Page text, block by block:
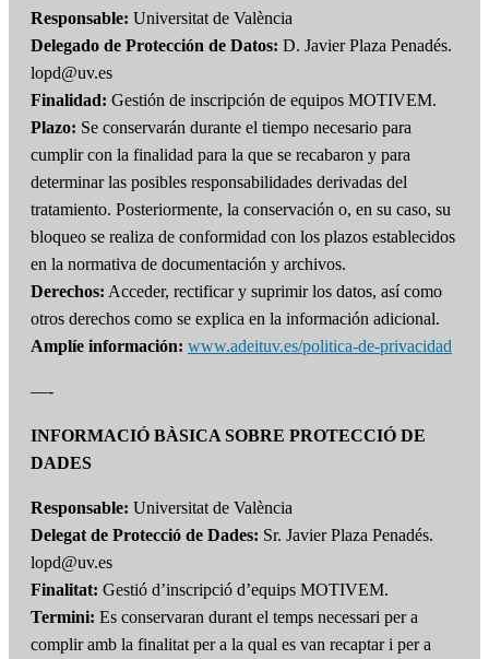
Responsable: Universitat de València
Delegado de Protección de Datos: D. Javier Plaza Penadés.
lopd@uv.es
Finalidad: Gestión de inscripción de equipos MOTIVEM.
Plazo: Se conservarán durante el tiempo necesario para
cumplir con la finalidad para la que se recabaron y para
determinar las posibles responsabilidades derivadas del
tratamiento. Posteriormente, la conservación o, en su caso, su
bloqueo se realiza de conformidad con los plazos establecidos
en la normativa de documentación y archivos.
Derechos: Acceder, rectificar y suprimir los datos, así como
otros derechos como se explica en la información adicional.
Amplíe información: www.adeituv.es/politica-de-privacidad
—-
INFORMACIÓ BÀSICA SOBRE PROTECCIÓ DE
DADES
Responsable: Universitat de València
Delegat de Protecció de Dades: Sr. Javier Plaza Penadés.
lopd@uv.es
Finalitat: Gestió d’inscripció d’equips MOTIVEM.
Termini: Es conservaran durant el temps necessari per a
complir amb la finalitat per a la qual es van recaptar i per a